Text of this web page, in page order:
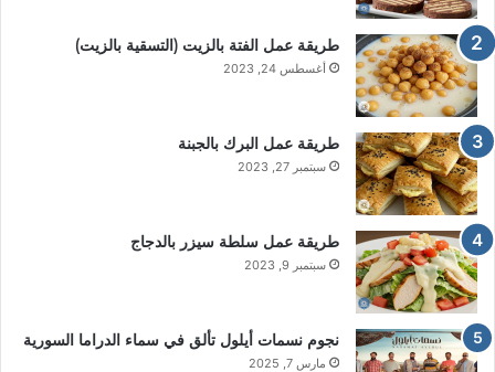
طريقة عمل الفتة بالزيت (التسقية بالزيت)
أغسطس 24, 2023
طريقة عمل البرك بالجبنة
سبتمبر 27, 2023
طريقة عمل سلطة سيزر بالدجاج
سبتمبر 9, 2023
نجوم نسمات أيلول تألق في سماء الدراما السورية
مارس 7, 2025